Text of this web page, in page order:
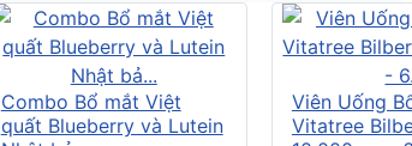
Combo Bổ mắt Việt
quất Blueberry và Lutein
Viên Uống
Vitatree